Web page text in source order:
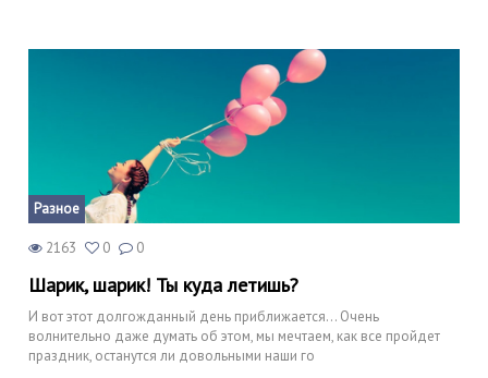
Разное
2163 0 0
Шарик, шарик! Ты куда летишь?
И вот этот долгожданный день приближается… Очень
волнительно даже думать об этом, мы мечтаем, как все пройдет
праздник, останутся ли довольными наши го